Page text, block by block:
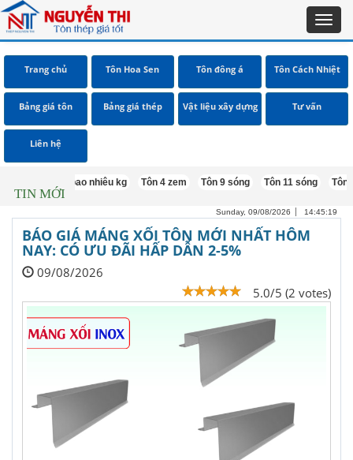
Trang chủ Tôn Hoa Sen Tôn đông á Tôn Cách Nhiệt
Bảng giá tôn Bảng giá thép Vật liệu xây dựng Tư vấn
Liên hệ
TIN MỚI
1m5 bao nhiêu kg Tôn 4 zem Tôn 9 sóng Tôn 11 sóng Tôn 5 sóng
Sunday, 09/08/2026 14:45:20
BÁO GIÁ MÁNG XỐI TÔN MỚI NHẤT HÔM
NAY: CÓ ƯU ĐÃI HẤP DẪN 2-5%
09/08/2026
5.0/5 (2 votes)